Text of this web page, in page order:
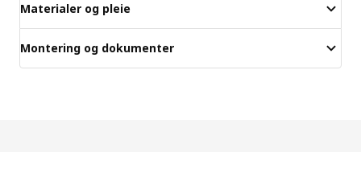
Materialer og pleie
Montering og dokumenter